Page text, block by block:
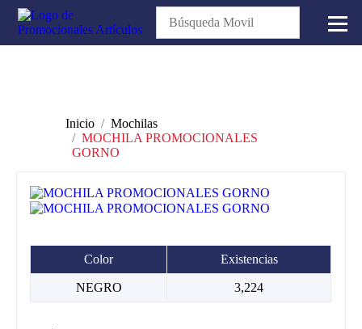
Inicio
Mochilas
MOCHILA PROMOCIONALES
GORNO
Color Existencias
NEGRO 3,224